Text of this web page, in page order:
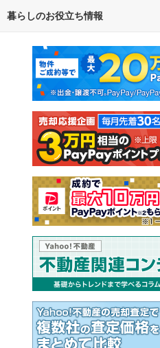
通勤・通学時間から探す
不動産・住宅
新築マンション
新築一戸建て
注文住宅
売却査定
暮らしのお役立ち情報
マンションカタログ